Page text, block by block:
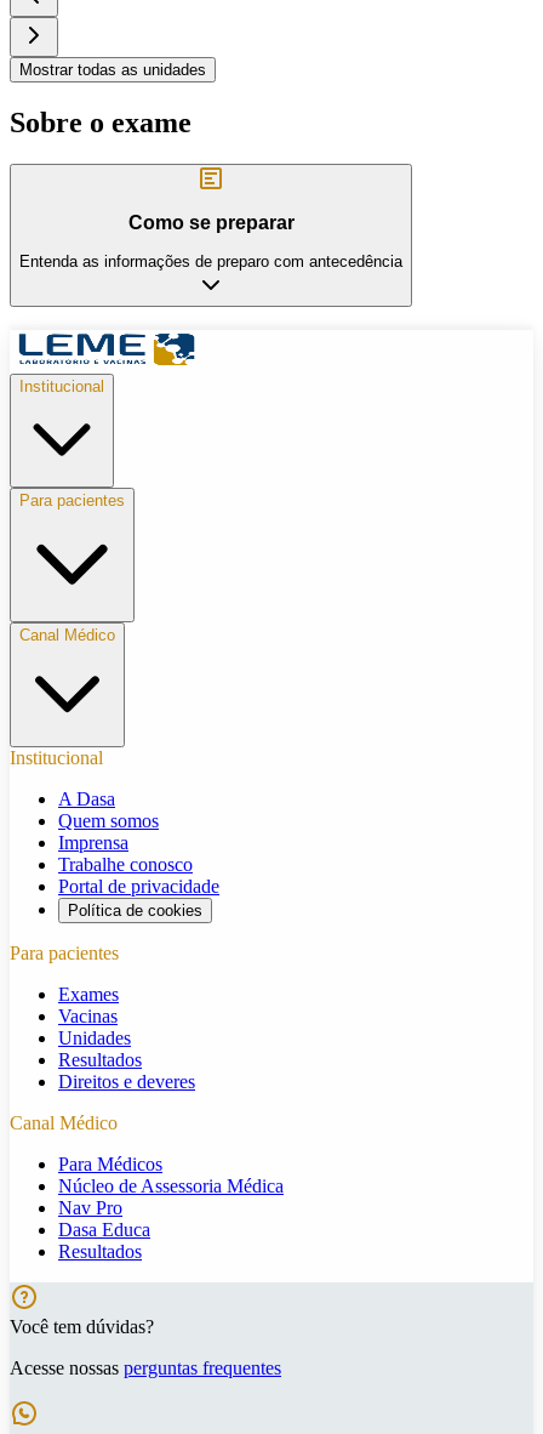
Mostrar todas as unidades
Sobre o exame
Como se preparar
Entenda as informações de preparo com antecedência
Institucional
Para pacientes
Canal Médico
Institucional
A Dasa
Quem somos
Imprensa
Trabalhe conosco
Portal de privacidade
Política de cookies
Para pacientes
Exames
Vacinas
Unidades
Resultados
Direitos e deveres
Canal Médico
Para Médicos
Núcleo de Assessoria Médica
Nav Pro
Dasa Educa
Resultados
Você tem dúvidas?
Acesse nossas perguntas frequentes